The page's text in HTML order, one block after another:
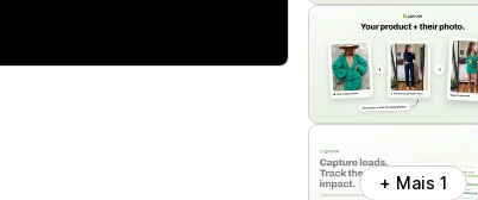
+ Mais 1